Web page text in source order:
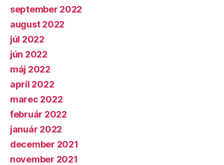
september 2022
august 2022
júl 2022
jún 2022
máj 2022
apríl 2022
marec 2022
február 2022
január 2022
december 2021
november 2021